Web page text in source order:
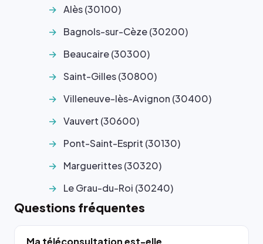
Alès (30100)
Bagnols-sur-Cèze (30200)
Beaucaire (30300)
Saint-Gilles (30800)
Villeneuve-lès-Avignon (30400)
Vauvert (30600)
Pont-Saint-Esprit (30130)
Marguerittes (30320)
Le Grau-du-Roi (30240)
Questions fréquentes
Ma téléconsultation est-elle